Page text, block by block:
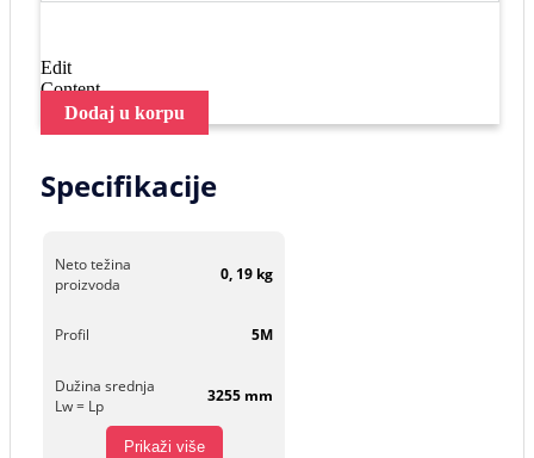
Edit
Content
Dodaj u korpu
Specifikacije
Neto težina
proizvoda
0, 19 kg
Profil 5M
Dužina srednja
Lw = Lp
3255 mm
Prikaži više